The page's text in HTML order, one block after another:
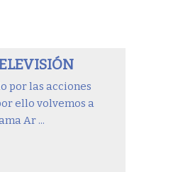
por las acciones
ello volvemos a
Ar ...